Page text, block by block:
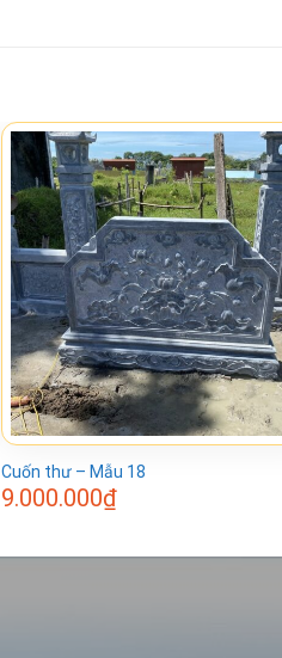
Cuốn thư – Mẫu 18
9.000.000₫